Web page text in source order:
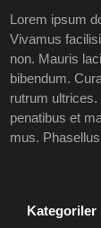
Lorem ipsum
Vivamus
non. Mauris
bibendum.
rutrum
penatibus et
mus.
Kategoriler